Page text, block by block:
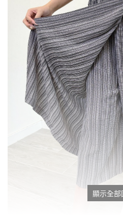
顯示全部